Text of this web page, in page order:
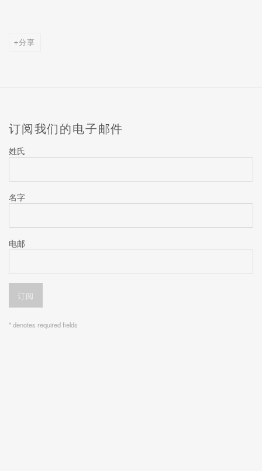
分享
订阅我们的电子邮件
姓氏
名字
电邮
订阅
* denotes required fields